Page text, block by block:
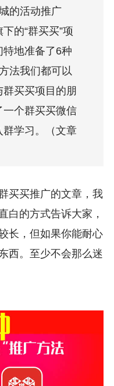
的活动推广
的“群买买”项
特地准备了6种
法我们都可以
买买项目的朋
个群买买微信
学习。（文章
买买推广的文章，我
白的方式告诉大家，
长，但如果你能耐心
西。至少不会那么迷